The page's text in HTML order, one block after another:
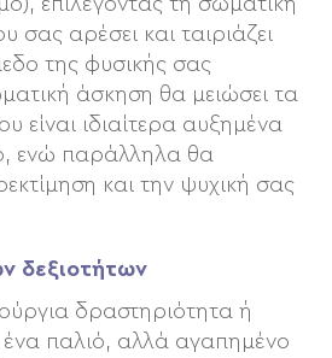
επιλέγοντας τη σωματική
σας αρέσει και ταιριάζει
της φυσικής σας
άσκηση θα μειώσει τα
είναι ιδιαίτερα αυξημένα
ενώ παράλληλα θα
και την ψυχική σας
δεξιοτήτων
δραστηριότητα ή
παλιό, αλλά αγαπημένο